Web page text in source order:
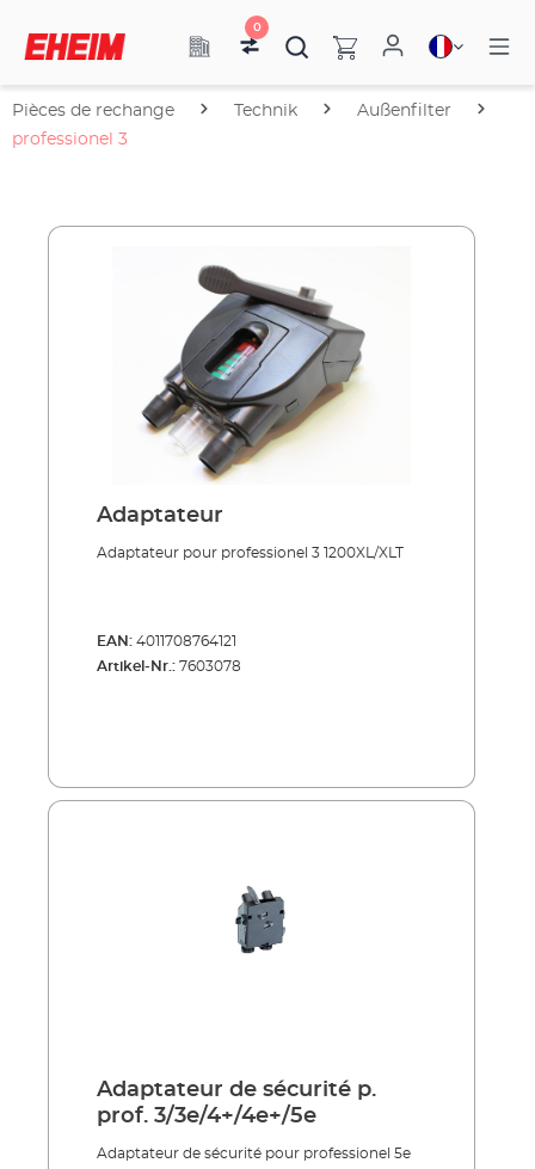
0
Pièces de rechange Technik
Außenfilter
professionel 3
Adaptateur
Adaptateur pour professionel 3 1200XL/XLT
EAN: 4011708764121
Artikel-Nr.: 7603078
Adaptateur de sécurité p.
prof. 3/3e/4+/4e+/5e
Adaptateur de sécurité pour professionel 5e